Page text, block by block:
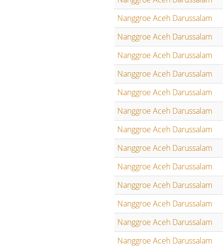
Nanggroe Aceh Darussalam
Nanggroe Aceh Darussalam
Nanggroe Aceh Darussalam
Nanggroe Aceh Darussalam
Nanggroe Aceh Darussalam
Nanggroe Aceh Darussalam
Nanggroe Aceh Darussalam
Nanggroe Aceh Darussalam
Nanggroe Aceh Darussalam
Nanggroe Aceh Darussalam
Nanggroe Aceh Darussalam
Nanggroe Aceh Darussalam
Nanggroe Aceh Darussalam